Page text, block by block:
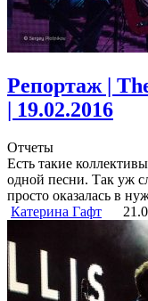
Репортаж |
| 19.02.2016
Отчеты
Есть такие
одной песни. Так уж
просто оказалась в
Катерина Гафт